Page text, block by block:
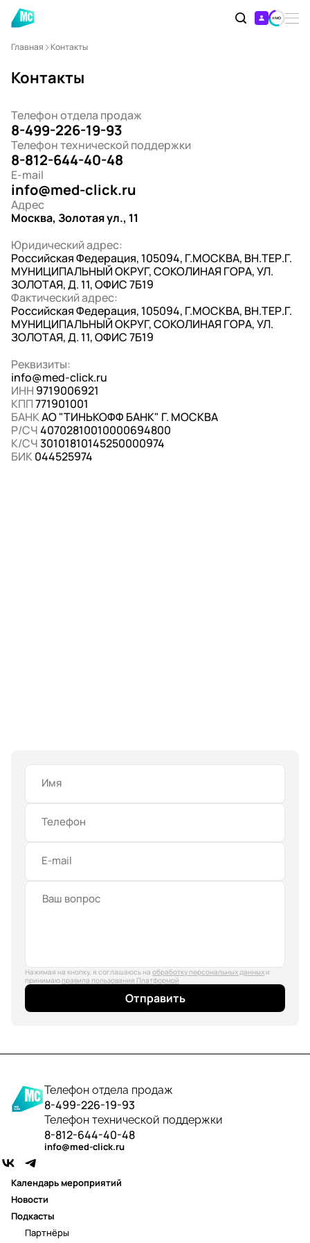
Главная Контакты
Контакты
Телефон отдела продаж
8-499-226-19-93
Телефон технической поддержки
8-812-644-40-48
E-mail
info@med-click.ru
Адрес
Москва, Золотая ул., 11
Юридический адрес:
Российская Федерация, 105094, Г.МОСКВА, ВН.ТЕР.Г.
МУНИЦИПАЛЬНЫЙ ОКРУГ, СОКОЛИНАЯ ГОРА, УЛ.
ЗОЛОТАЯ, Д. 11, ОФИС 7Б19
Фактический адрес:
Российская Федерация, 105094, Г.МОСКВА, ВН.ТЕР.Г.
МУНИЦИПАЛЬНЫЙ ОКРУГ, СОКОЛИНАЯ ГОРА, УЛ.
ЗОЛОТАЯ, Д. 11, ОФИС 7Б19
Реквизиты:
info@med-click.ru
ИНН 9719006921
КПП771901001
БАНКАО "ТИНЬКОФФ БАНК" Г. МОСКВА
Р/СЧ40702810010000694800
К/СЧ30101810145250000974
БИК044525974
Имя
Телефон
E-mail
Нажимая на кнопку, я соглашаюсь на обработку персональных данных и
принимаю правила пользования Платформой
Отправить
Телефон отдела продаж
8-499-226-19-93
Телефон технической поддержки
8-812-644-40-48
info@med-click.ru
Календарь мероприятий
Новости
Подкасты
Партнёры